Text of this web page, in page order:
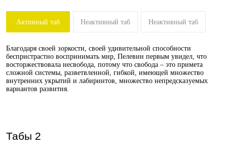
Активный таб Неактивный таб Неактивный таб
Благодаря своей зоркости, своей удивительной способности
беспристрастно воспринимать мир, Пелевин первым увидел, что
восторжествовала несвобода, потому что свобода – это примета
сложной системы, разветвленной, гибкой, имеющей множество
внутренних укрытий и лабиринтов, множество непредсказуемых
вариантов развития.
Табы 2